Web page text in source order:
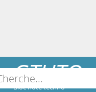
GTUTO
Bloc note techno